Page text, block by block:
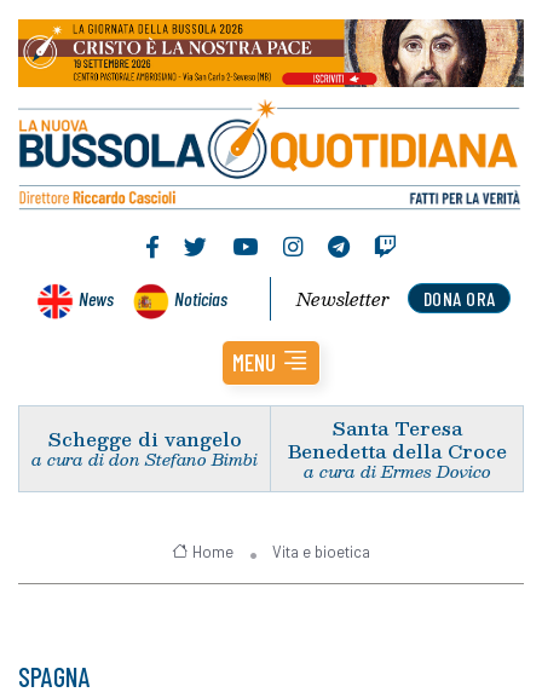
News Noticias DONA ORA
Newsletter
MENU
Schegge di vangelo
a cura di don Stefano Bimbi
Santa Teresa
Benedetta della Croce
a cura di Ermes Dovico
Home Vita e bioetica
SPAGNA